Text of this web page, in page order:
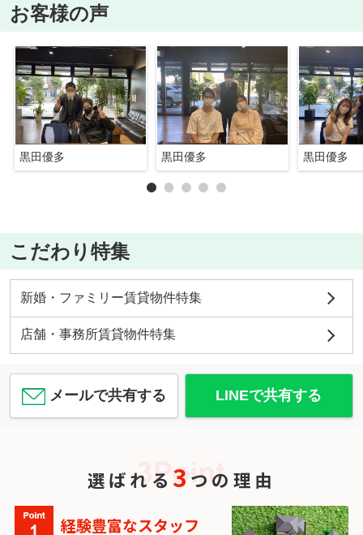
お客様の声
黒田優多 黒田優多 黒田優多
こだわり特集
新婚・ファミリー賃貸物件特集
店舗・事務所賃貸物件特集
メールで共有する LINEで共有する
選ばれる 3 つの理由
経験豊富なスタッフ